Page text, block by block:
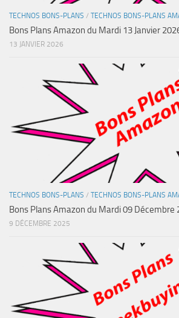
TECHNOS BONS-PLANS / TECHNOS BONS-PLANS
Bons Plans Amazon du Mardi 13 Janvier
13 JANVIER 2026
TECHNOS BONS-PLANS / TECHNOS BONS-PLANS
Bons Plans Amazon du Mardi 09 Décembre
9 DÉCEMBRE 2025